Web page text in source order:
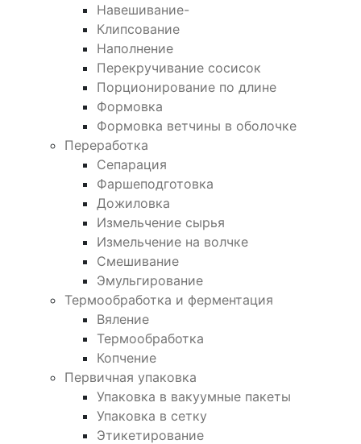
Навешивание-
Клипсование
Наполнение
Перекручивание сосисок
Порционирование по длине
Формовка
Формовка ветчины в оболочке
Переработка
Сепарация
Фаршеподготовка
Дожиловка
Измельчение сырья
Измельчение на волчке
Смешивание
Эмульгирование
Термообработка и ферментация
Вяление
Термообработка
Копчение
Первичная упаковка
Упаковка в вакуумные пакеты
Упаковка в сетку
Этикетирование